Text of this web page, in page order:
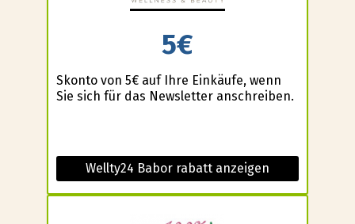
5€
Skonto von 5€ auf Ihre Einkäufe, wenn
Sie sich für das Newsletter anschreiben.
Wellty24 Babor rabatt anzeigen